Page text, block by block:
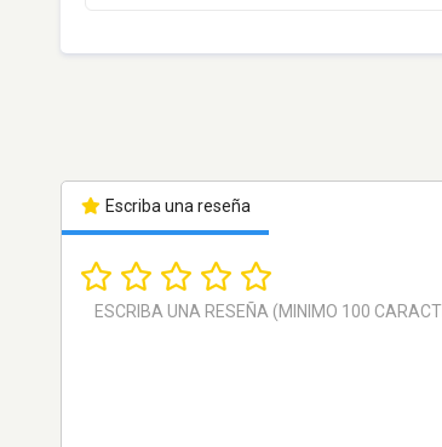
Escriba una reseña